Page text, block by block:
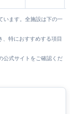
います。全施設は下の一
特におすすめする項目
公式サイトをご確認くだ